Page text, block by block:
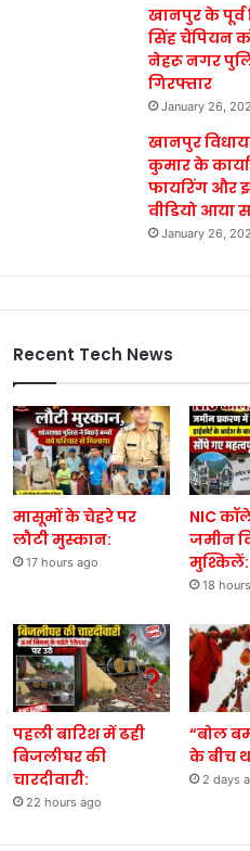
खानपुर के पूर्व
सिंह चैंपियन
नेहरू नगर
गिरफ्तार
January 26,
खानपुर
कुमार के
फायरिंग और
वीडियो आया
January 26,
Recent Tech News
मासूमों के चेहरे पर
लौटी मुस्कान:
17 hours ago
NIC
जमीन
मुश्किलें:
18
पहली बारिश में ढही
बिजलीघर की
चारदीवारी:
22 hours ago
“बोल
के बीच
2 days